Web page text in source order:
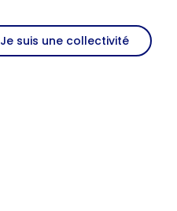
Je suis une collectivité